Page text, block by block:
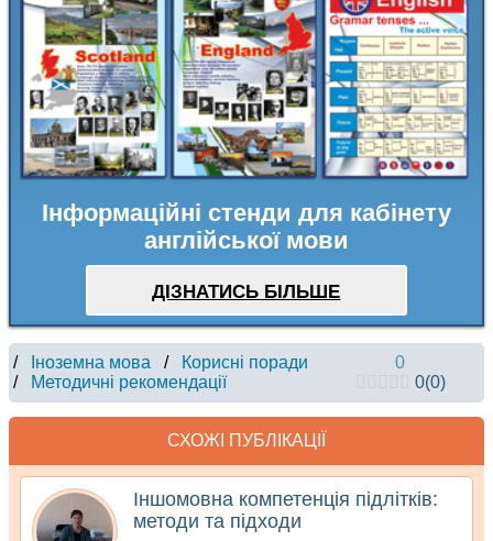
Інформаційні стенди для кабінету
англійської мови
ДІЗНАТИСЬ БІЛЬШЕ
/ Іноземна мова /
Корисні поради
/
Методичні рекомендації
0
0(0)
СХОЖІ ПУБЛІКАЦІЇ
Іншомовна компетенція підлітків:
методи та підходи